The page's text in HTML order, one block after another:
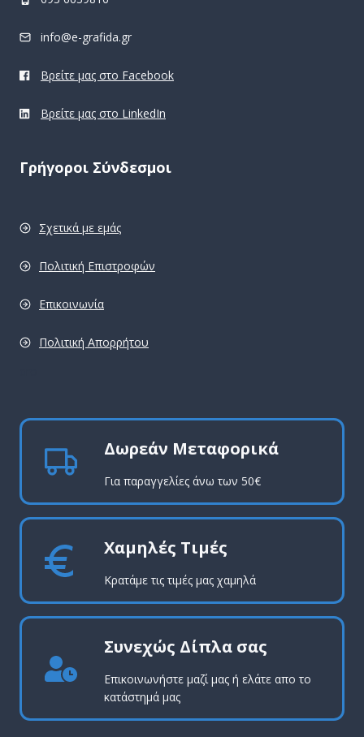
info@e-grafida.gr
Βρείτε μας στο Facebook
Βρείτε μας στο LinkedIn
Γρήγοροι Σύνδεσμοι
Σχετικά με εμάς
Πολιτική Επιστροφών
Επικοινωνία
Πολιτική Απορρήτου
Δωρεάν Μεταφορικά
Για παραγγελίες άνω των 50€
Χαμηλές Τιμές
Κρατάμε τις τιμές μας χαμηλά
Συνεχώς Δίπλα σας
Επικοινωνήστε μαζί μας ή ελάτε απο το
κατάστημά μας